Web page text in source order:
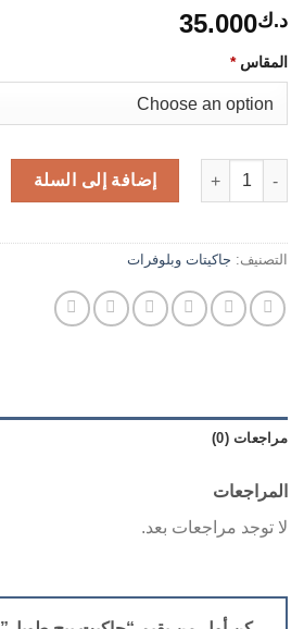
د.ك35.000
المقاس *
كمية جاكيت بيج طويل
إضافة إلى السلة
التصنيف: جاكيتات وبلوفرات
مراجعات (0)
المراجعات
لا توجد مراجعات بعد.